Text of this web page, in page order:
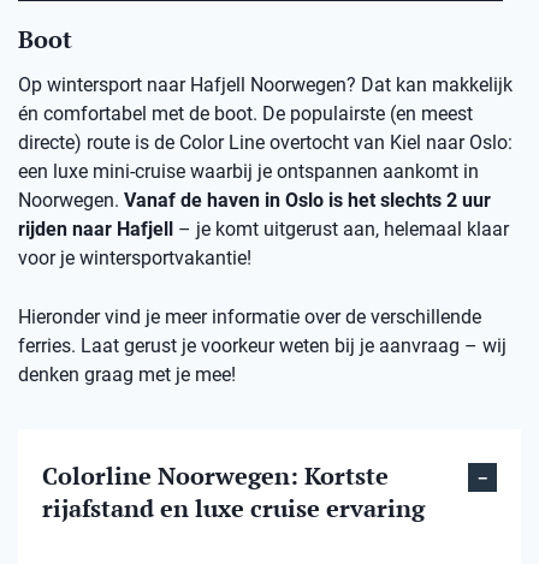
Boot
Op wintersport naar Hafjell Noorwegen? Dat kan makkelijk
én comfortabel met de boot. De populairste (en meest
directe) route is de Color Line overtocht van Kiel naar Oslo:
een luxe mini-cruise waarbij je ontspannen aankomt in
Noorwegen. Vanaf de haven in Oslo is het slechts 2 uur
rijden naar Hafjell – je komt uitgerust aan, helemaal klaar
voor je wintersportvakantie!
Hieronder vind je meer informatie over de verschillende
ferries. Laat gerust je voorkeur weten bij je aanvraag – wij
denken graag met je mee!
Colorline Noorwegen: Kortste
rijafstand en luxe cruise ervaring